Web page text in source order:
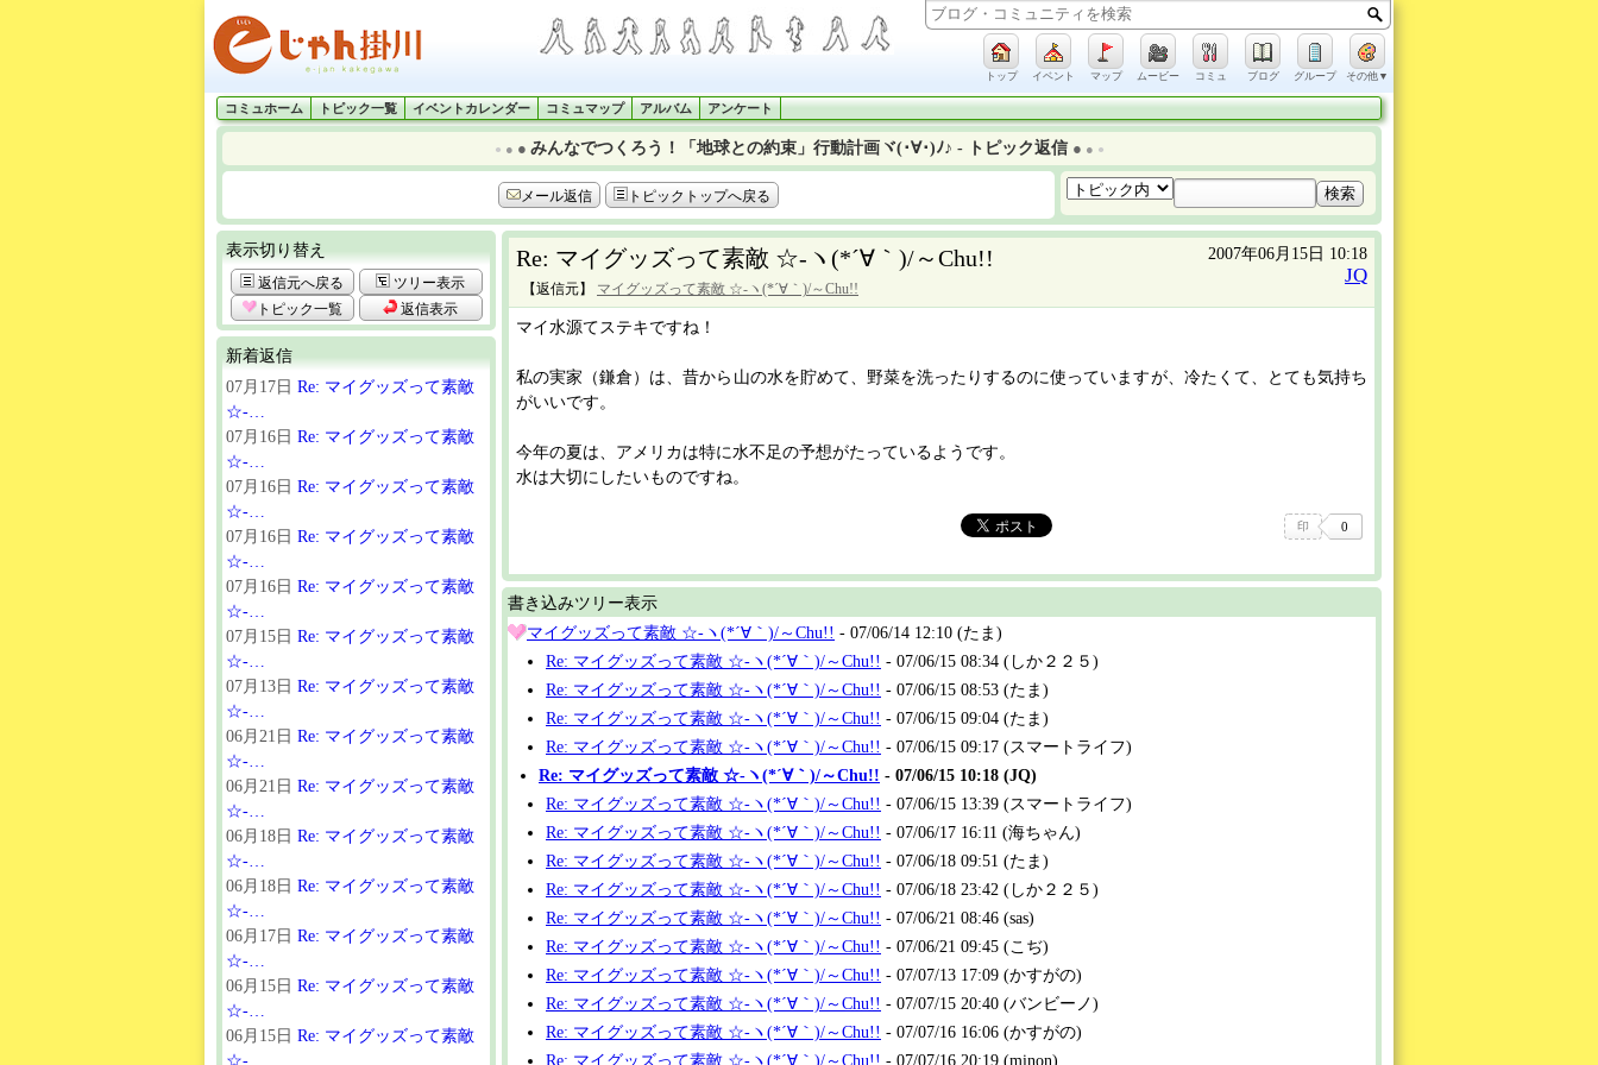
トップ イベント マップ ムービー コミュ ブログ グループ その他▼
コミュホーム トピック一覧 イベントカレンダー コミュマップ アルバム アンケート
● ● ● みんなでつくろう！「地球との約束」行動計画ヾ(･∀･)ﾉ♪ - トピック返信 ● ● ●
メール返信 トピックトップへ戻る
表示切り替え
返信元へ戻る
ツリー表示
トピック一覧
返信表示
新着返信
07月17日 Re: マイグッズって素敵
☆-…
07月16日 Re: マイグッズって素敵
☆-…
07月16日 Re: マイグッズって素敵
☆-…
07月16日 Re: マイグッズって素敵
☆-…
07月16日 Re: マイグッズって素敵
☆-…
07月15日 Re: マイグッズって素敵
☆-…
07月13日 Re: マイグッズって素敵
☆-…
06月21日 Re: マイグッズって素敵
☆-…
06月21日 Re: マイグッズって素敵
☆-…
06月18日 Re: マイグッズって素敵
☆-…
06月18日 Re: マイグッズって素敵
☆-…
06月17日 Re: マイグッズって素敵
☆-…
06月15日 Re: マイグッズって素敵
☆-…
06月15日 Re: マイグッズって素敵
☆-…
Re: マイグッズって素敵 ☆-ヽ(*´∀｀)/～Chu!!
【返信元】 マイグッズって素敵 ☆-ヽ(*´∀｀)/～Chu!!
2007年06月15日 10:18
JQ
マイ水源てステキですね！
私の実家（鎌倉）は、昔から山の水を貯めて、野菜を洗ったりするのに使っていますが、冷たくて、とても気持ち
がいいです。
今年の夏は、アメリカは特に水不足の予想がたっているようです。
水は大切にしたいものですね。
書き込みツリー表示
マイグッズって素敵 ☆-ヽ(*´∀｀)/～Chu!! - 07/06/14 12:10 (たま)
Re: マイグッズって素敵 ☆-ヽ(*´∀｀)/～Chu!! - 07/06/15 08:34 (しか２２５)
Re: マイグッズって素敵 ☆-ヽ(*´∀｀)/～Chu!! - 07/06/15 08:53 (たま)
Re: マイグッズって素敵 ☆-ヽ(*´∀｀)/～Chu!! - 07/06/15 09:04 (たま)
Re: マイグッズって素敵 ☆-ヽ(*´∀｀)/～Chu!! - 07/06/15 09:17 (スマートライフ)
Re: マイグッズって素敵 ☆-ヽ(*´∀｀)/～Chu!! - 07/06/15 10:18 (JQ)
Re: マイグッズって素敵 ☆-ヽ(*´∀｀)/～Chu!! - 07/06/15 13:39 (スマートライフ)
Re: マイグッズって素敵 ☆-ヽ(*´∀｀)/～Chu!! - 07/06/17 16:11 (海ちゃん)
Re: マイグッズって素敵 ☆-ヽ(*´∀｀)/～Chu!! - 07/06/18 09:51 (たま)
Re: マイグッズって素敵 ☆-ヽ(*´∀｀)/～Chu!! - 07/06/18 23:42 (しか２２５)
Re: マイグッズって素敵 ☆-ヽ(*´∀｀)/～Chu!! - 07/06/21 08:46 (sas)
Re: マイグッズって素敵 ☆-ヽ(*´∀｀)/～Chu!! - 07/06/21 09:45 (こぢ)
Re: マイグッズって素敵 ☆-ヽ(*´∀｀)/～Chu!! - 07/07/13 17:09 (かすがの)
Re: マイグッズって素敵 ☆-ヽ(*´∀｀)/～Chu!! - 07/07/15 20:40 (バンビーノ)
Re: マイグッズって素敵 ☆-ヽ(*´∀｀)/～Chu!! - 07/07/16 16:06 (かすがの)
Re: マイグッズって素敵 ☆-ヽ(*´∀｀)/～Chu!! - 07/07/16 20:19 (minon)